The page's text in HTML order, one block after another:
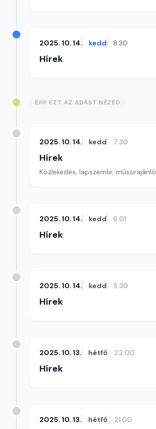
2025. 10. 14. kedd 8:30
Hírek
ÉPP EZT AZ ADÁST NÉZED
2025. 10. 14. kedd 7:30
Hírek
Közlekedés, lapszemle, műsorajánló
2025. 10. 14. kedd 6:01
Hírek
2025. 10. 14. kedd 5:30
Hírek
2025. 10. 13. hétfő 22:00
Hírek
2025. 10. 13. hétfő 21:00